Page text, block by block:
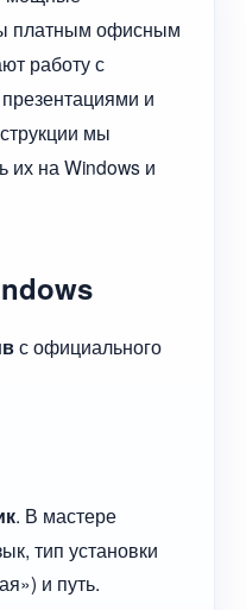
платным офисным
работу с
и
мы
их на Windows и
с официального
. В мастере
тип установки
и путь.